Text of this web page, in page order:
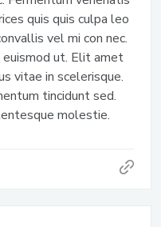
quis quis culpa leo
vel mi con nec.
euismod ut. Elit amet
vitae in scelerisque.
tincidunt sed.
molestie.